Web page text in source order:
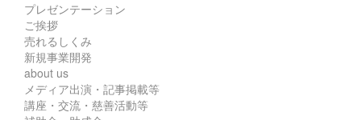
プレゼンテーション
ご挨拶
売れるしくみ
新規事業開発
about us
メディア出演・記事掲載等
講座・交流・慈善活動等